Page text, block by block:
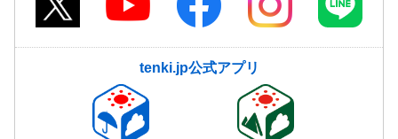
tenki.jp公式アプリ